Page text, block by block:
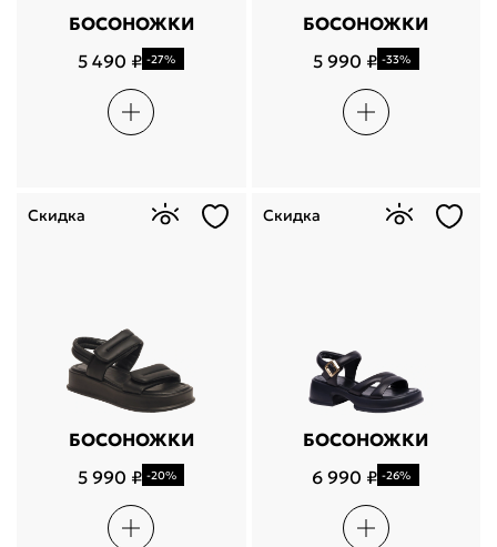
БОСОНОЖКИ
5 490 ₽ -27%
БОСОНОЖКИ
5 990 ₽ -33%
БОСОНОЖКИ
5 990 ₽ -20%
Скидка
БОСОНОЖКИ
6 990 ₽ -26%
Скидка